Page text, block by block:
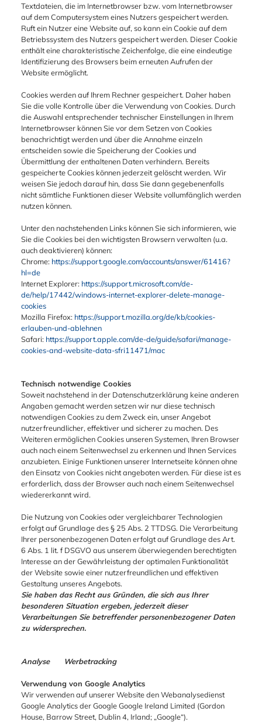
Textdateien, die im Internetbrowser bzw. vom Internetbrowser
auf dem Computersystem eines Nutzers gespeichert werden.
Ruft ein Nutzer eine Website auf, so kann ein Cookie auf dem
Betriebssystem des Nutzers gespeichert werden. Dieser Cookie
enthält eine charakteristische Zeichenfolge, die eine eindeutige
Identifizierung des Browsers beim erneuten Aufrufen der
Website ermöglicht.
Cookies werden auf Ihrem Rechner gespeichert. Daher haben
Sie die volle Kontrolle über die Verwendung von Cookies. Durch
die Auswahl entsprechender technischer Einstellungen in Ihrem
Internetbrowser können Sie vor dem Setzen von Cookies
benachrichtigt werden und über die Annahme einzeln
entscheiden sowie die Speicherung der Cookies und
Übermittlung der enthaltenen Daten verhindern. Bereits
gespeicherte Cookies können jederzeit gelöscht werden. Wir
weisen Sie jedoch darauf hin, dass Sie dann gegebenenfalls
nicht sämtliche Funktionen dieser Website vollumfänglich werden
nutzen können.
Unter den nachstehenden Links können Sie sich informieren, wie
Sie die Cookies bei den wichtigsten Browsern verwalten (u.a.
auch deaktivieren) können:
Chrome: https://support.google.com/accounts/answer/61416?
hl=de
Internet Explorer: https://support.microsoft.com/de-
de/help/17442/windows-internet-explorer-delete-manage-
cookies
Mozilla Firefox: https://support.mozilla.org/de/kb/cookies-
erlauben-und-ablehnen
Safari: https://support.apple.com/de-de/guide/safari/manage-
cookies-and-website-data-sfri11471/mac
Technisch notwendige Cookies
Soweit nachstehend in der Datenschutzerklärung keine anderen
Angaben gemacht werden setzen wir nur diese technisch
notwendigen Cookies zu dem Zweck ein, unser Angebot
nutzerfreundlicher, effektiver und sicherer zu machen. Des
Weiteren ermöglichen Cookies unseren Systemen, Ihren Browser
auch nach einem Seitenwechsel zu erkennen und Ihnen Services
anzubieten. Einige Funktionen unserer Internetseite können ohne
den Einsatz von Cookies nicht angeboten werden. Für diese ist es
erforderlich, dass der Browser auch nach einem Seitenwechsel
wiedererkannt wird.
Die Nutzung von Cookies oder vergleichbarer Technologien
erfolgt auf Grundlage des § 25 Abs. 2 TTDSG. Die Verarbeitung
Ihrer personenbezogenen Daten erfolgt auf Grundlage des Art.
6 Abs. 1 lit. f DSGVO aus unserem überwiegenden berechtigten
Interesse an der Gewährleistung der optimalen Funktionalität
der Website sowie einer nutzerfreundlichen und effektiven
Gestaltung unseres Angebots.
Sie haben das Recht aus Gründen, die sich aus Ihrer
besonderen Situation ergeben, jederzeit dieser
Verarbeitungen Sie betreffender personenbezogener Daten
zu widersprechen.
Analyse Werbetracking
Verwendung von Google Analytics
Wir verwenden auf unserer Website den Webanalysedienst
Google Analytics der Google Google Ireland Limited (Gordon
House, Barrow Street, Dublin 4, Irland; „Google“).